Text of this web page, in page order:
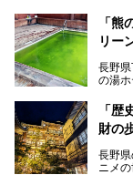
この
見ら
を間
本記事
との
ので
て楽
「
リー
長野
の湯ホ
リピ
しみ
「
財の
長野
ニメ